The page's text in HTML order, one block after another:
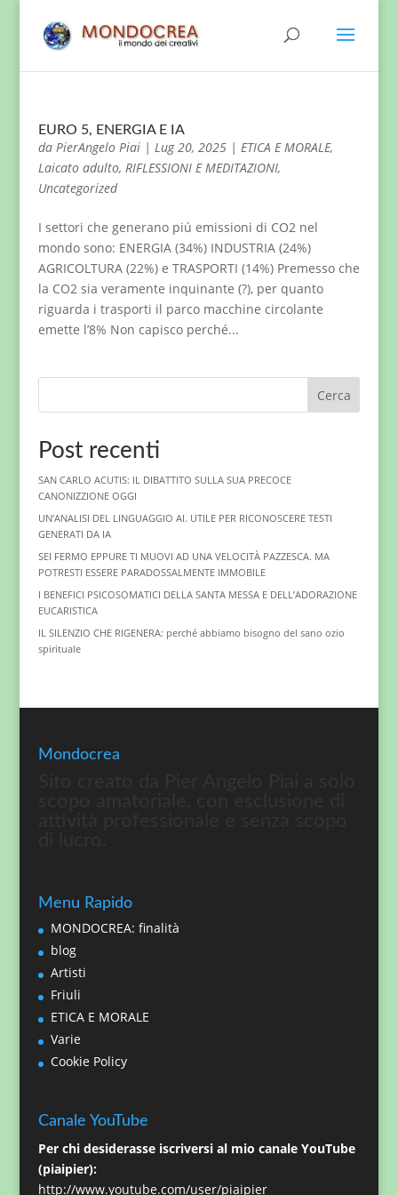
EURO 5, ENERGIA E IA
da PierAngelo Piai| Lug 20, 2025| ETICA E MORALE,
Laicato adulto, RIFLESSIONI E MEDITAZIONI,
Uncategorized
I settori che generano piú emissioni di CO2 nel
mondo sono: ENERGIA (34%) INDUSTRIA (24%)
AGRICOLTURA (22%) e TRASPORTI (14%) Premesso che
la CO2 sia veramente inquinante (?), per quanto
riguarda i trasporti il parco macchine circolante
emette l’8% Non capisco perché...
Cerca
Post recenti
SAN CARLO ACUTIS: IL DIBATTITO SULLA SUA PRECOCE
CANONIZZIONE OGGI
UN’ANALISI DEL LINGUAGGIO AI. UTILE PER RICONOSCERE TESTI
GENERATI DA IA
SEI FERMO EPPURE TI MUOVI AD UNA VELOCITÀ PAZZESCA. MA
POTRESTI ESSERE PARADOSSALMENTE IMMOBILE
I BENEFICI PSICOSOMATICI DELLA SANTA MESSA E DELL’ADORAZIONE
EUCARISTICA
IL SILENZIO CHE RIGENERA: perché abbiamo bisogno del sano ozio
spirituale
Mondocrea
Menu Rapido
MONDOCREA: finalità
blog
Artisti
Friuli
ETICA E MORALE
Varie
Cookie Policy
Canale YouTube
Per chi desiderasse iscriversi al mio canale YouTube
(piaipier):
http://www.youtube.com/user/piaipier